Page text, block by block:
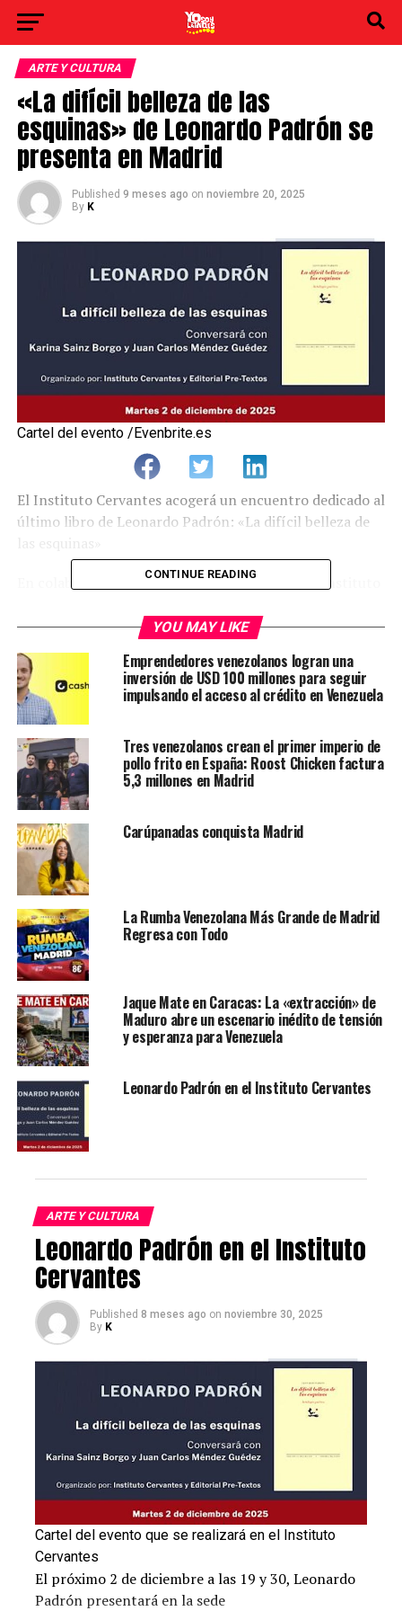
ARTE Y CULTURA
«La difícil belleza de las
esquinas» de Leonardo Padrón se
presenta en Madrid
Published 9 meses ago on noviembre 20, 2025
By K
Cartel del evento /Evenbrite.es
El Instituto Cervantes acogerá un encuentro dedicado al
último libro de Leonardo Padrón: «La difícil belleza de
En colaboración con la editorial Pre-Textos, el Instituto
venezolano Leonardo Padrón en torno a su poemarioLa
Sainz Borgo y Juan Carlos Méndez Guédez, que
compartirán sus propios recuerdos y experiencias
literarias.
Le puede interesar:La poesía de Leonardo Padrón
por Madrid
La difícil belleza de las esquinas
antología, sino también un mapa de las búsquedas que
han definido la trayectoria poética de Leonardo Padrón.
En ella se cifra una certeza: la poesía no es un refugio,
sino un territorio donde el mundo se dice con la mayor
intensidad posible. [Fuente de la sinopsis: editorial Pre-
Textos]
Reservar asistencia en
Instituto Cervantes de Madrid
C/ Barquillo, nº 4
2 de diciembre
19 h
Evenbrite.es
Post Views: 1.026
RELATED TOPICS:
AUTORES HISPANOAMERICANOS
ESCRITORES LATINOAMERICANOS
LA DIFÍCIL BELLEZA DE LAS ESQUINAS
PRESENTACIONES DE LIBROS EN MADRID
VENEZOLANOS EN MADRID
Microempresaria colombiana es protagonista en España
Latinos con pisos de lujo en Madrid buscan segunda
residencia en zonas costeras
CONTINUE READING
YOU MAY LIKE
Emprendedores venezolanos logran una
inversión de USD 100 millones para seguir
impulsando el acceso al crédito en Venezuela
Tres venezolanos crean el primer imperio de
pollo frito en España: Roost Chicken factura
5,3 millones en Madrid
Carúpanadas conquista Madrid
La Rumba Venezolana Más Grande de Madrid
Regresa con Todo
Jaque Mate en Caracas: La «extracción» de
Maduro abre un escenario inédito de tensión
y esperanza para Venezuela
Leonardo Padrón en el Instituto Cervantes
ARTE Y CULTURA
Leonardo Padrón en el Instituto
Cervantes
Published 8 meses ago on noviembre 30, 2025
By K
Cartel del evento que se realizará en el Instituto
Cervantes
El próximo 2 de diciembre a las 19 y 30, Leonardo
Padrón presentará en la sede